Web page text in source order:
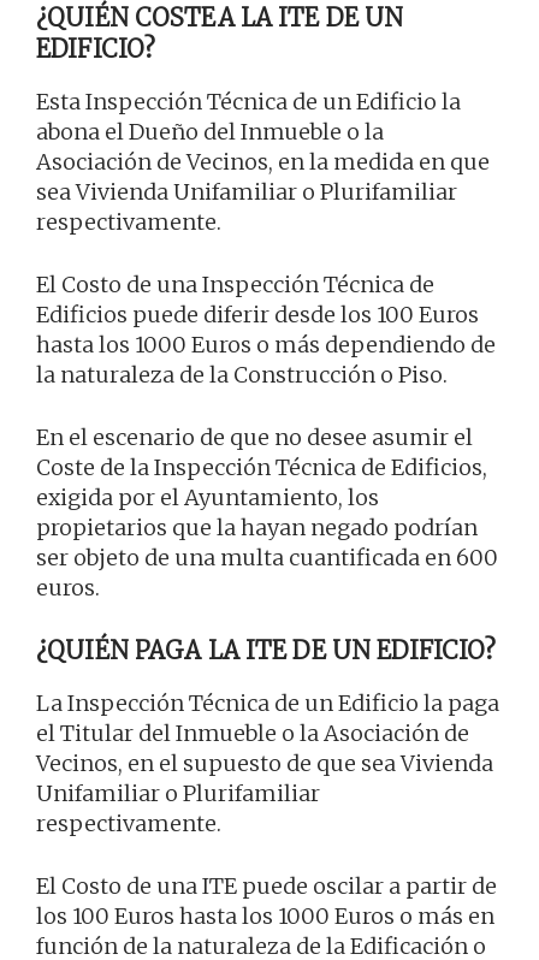
¿QUIÉN COSTEA LA ITE DE UN
EDIFICIO?
Esta Inspección Técnica de un Edificio la
abona el Dueño del Inmueble o la
Asociación de Vecinos, en la medida en que
sea Vivienda Unifamiliar o Plurifamiliar
respectivamente.
El Costo de una Inspección Técnica de
Edificios puede diferir desde los 100 Euros
hasta los 1000 Euros o más dependiendo de
la naturaleza de la Construcción o Piso.
En el escenario de que no desee asumir el
Coste de la Inspección Técnica de Edificios,
exigida por el Ayuntamiento, los
propietarios que la hayan negado podrían
ser objeto de una multa cuantificada en 600
euros.
¿QUIÉN PAGA LA ITE DE UN EDIFICIO?
La Inspección Técnica de un Edificio la paga
el Titular del Inmueble o la Asociación de
Vecinos, en el supuesto de que sea Vivienda
Unifamiliar o Plurifamiliar
respectivamente.
El Costo de una ITE puede oscilar a partir de
los 100 Euros hasta los 1000 Euros o más en
función de la naturaleza de la Edificación o